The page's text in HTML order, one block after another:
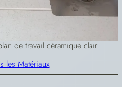
de travail céramique clair
les Matériaux